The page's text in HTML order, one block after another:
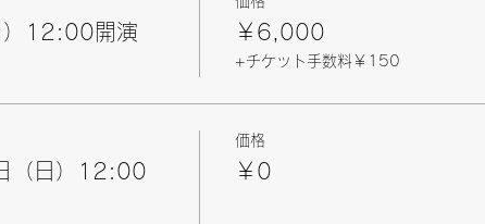
）12:00開演
￥6,000
+チケット手数料￥150
（日）12:00
価格
￥0